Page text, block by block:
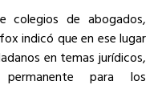
colegios de abogados,
indicó que en ese lugar
en temas jurídicos,
para los